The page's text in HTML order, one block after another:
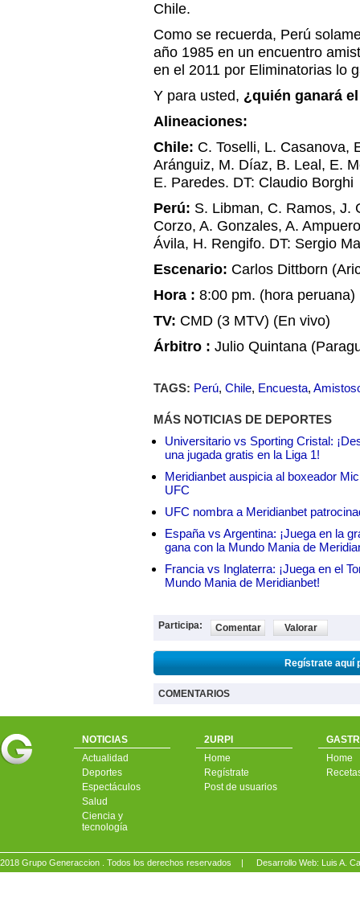
Chile.
Como se recuerda, Perú
año 1985 en un encuentro
en el 2011 por Eliminatorias lo
Y para usted, ¿quién ganará
Alineaciones:
Chile: C. Toselli, L. Casanova,
Aránguiz, M. Díaz, B. Leal, E.
E. Paredes. DT: Claudio Borghi
Perú: S. Libman, C. Ramos, J.
Corzo, A. Gonzales, A.
Ávila, H. Rengifo. DT: Sergio
Escenario: Carlos Dittborn
Hora : 8:00 pm. (hora peruana)
TV: CMD (3 MTV) (En vivo)
Árbitro : Julio Quintana
TAGS: Perú, Chile, Encuesta,
MÁS NOTICIAS DE DEPORTES
Universitario vs Sporting Cristal:
una jugada gratis en la Liga 1!
Meridianbet auspicia al boxeador
UFC
UFC nombra a Meridianbet
España vs Argentina: ¡Juega en la
gana con la Mundo Mania de
Francia vs Inglaterra: ¡Juega en el
Mundo Mania de Meridianbet!
Participa: Comentar Valorar
Regístrate aquí
COMENTARIOS
NOTICIAS
Actualidad
Deportes
Espectáculos
Salud
Ciencia y
tecnología
2URPI
Home
Regístrate
Post de usuarios
Home
2018 Grupo Generaccion . Todos los derechos reservados | Desarrollo Web: Luis